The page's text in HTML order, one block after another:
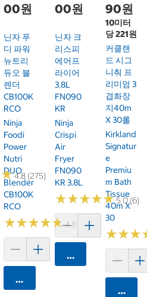
★
★4.8 (275)
기
00원
닌자 푸
디 파워
뉴트리
듀오 블
렌더
CB100K
RCO
Ninja
Foodi
Power
Nutri
DUO
Blender
CB100K
RCO
★★★★★
★★★★★4.8 (251)
카트에 담기
00원
닌자 크
리스피
에어프
라이어
3.8L
FN090
KR
Ninja
Crispi
Air
Fryer
FN090
KR 3.8L
★★★★★
★★★★★5.0 (6)
카트에 담기
90원
10미터
당 221원
커클랜
드 시그
니춰 프
리미엄 3
겹화장
지40m
X 30롤
Kirkland
Signatur
E
Premiu
M Bath
Tissue
40m X
30
★★★
★★★
카트에